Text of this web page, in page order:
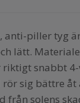
anti-piller tyg
lätt.
riktigt snabbt 4-
sig bättre åt
från solens